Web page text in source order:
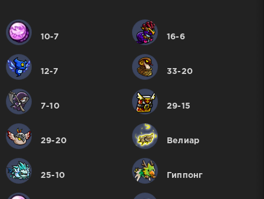
10-7 16-6
12-7 33-20
7-10 29-15
29-20 Велиар
25-10 Гиппонг